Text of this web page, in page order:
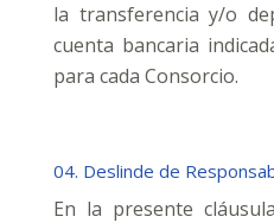
la transferencia y/o
cuenta bancaria
para cada Consorcio.
04. Deslinde de
En la presente